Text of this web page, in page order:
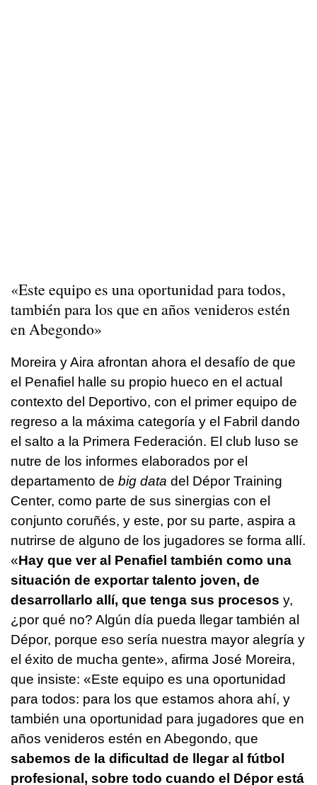
«Este equipo es una oportunidad para todos,
también para los que en años venideros estén
en Abegondo»
Moreira y Aira afrontan ahora el desafío de que
el Penafiel halle su propio hueco en el actual
contexto del Deportivo, con el primer equipo de
regreso a la máxima categoría y el Fabril dando
el salto a la Primera Federación. El club luso se
nutre de los informes elaborados por el
departamento de big data del Dépor Training
Center, como parte de sus sinergias con el
conjunto coruñés, y este, por su parte, aspira a
nutrirse de alguno de los jugadores se forma allí.
«Hay que ver al Penafiel también como una
situación de exportar talento joven, de
desarrollarlo allí, que tenga sus procesos y,
¿por qué no? Algún día pueda llegar también al
Dépor, porque eso sería nuestra mayor alegría y
el éxito de mucha gente», afirma José Moreira,
que insiste: «Este equipo es una oportunidad
para todos: para los que estamos ahora ahí, y
también una oportunidad para jugadores que en
años venideros estén en Abegondo, que
sabemos de la dificultad de llegar al fútbol
profesional, sobre todo cuando el Dépor está